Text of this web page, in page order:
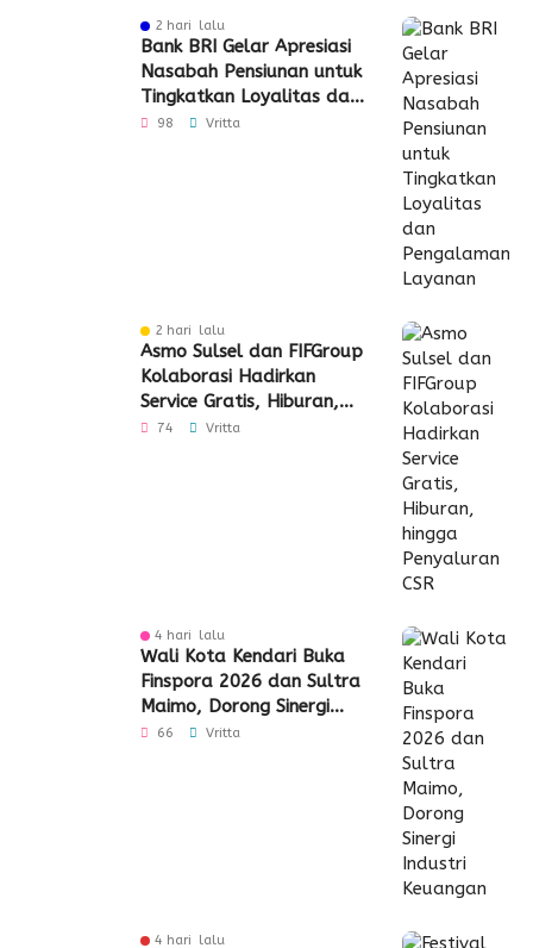
2 hari lalu
Bank BRI Gelar Apresiasi
Nasabah Pensiunan untuk
Tingkatkan Loyalitas dan
Pengalaman Layanan
98 Vritta
2 hari lalu
Asmo Sulsel dan FIFGroup
Kolaborasi Hadirkan
Service Gratis, Hiburan,
hingga Penyaluran CSR
74 Vritta
4 hari lalu
Wali Kota Kendari Buka
Finspora 2026 dan Sultra
Maimo, Dorong Sinergi
Industri Keuangan
66 Vritta
4 hari lalu